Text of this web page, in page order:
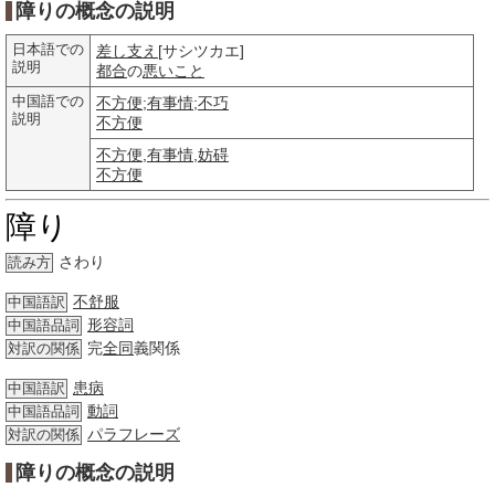
障りの概念の説明
日本語での
説明
差し支え [サシツカエ]
都合の悪いこと
中国語での
説明
不方便;有事情;不巧
不方便
不方便 有事情 妨碍
不方便
障り
読み方 さわり
中国語訳 不舒服
中国語品詞 形容詞
対訳の関係 完全同義関係
中国語訳 患病
中国語品詞 動詞
対訳の関係 パラフレーズ
障りの概念の説明